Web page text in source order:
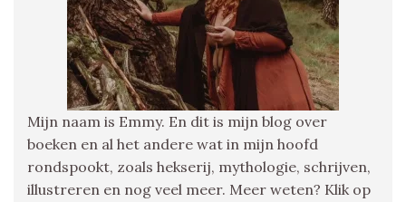
Mijn naam is Emmy. En dit is mijn blog over
boeken en al het andere wat in mijn hoofd
rondspookt, zoals hekserij, mythologie, schrijven,
illustreren en nog veel meer. Meer weten? Klik op